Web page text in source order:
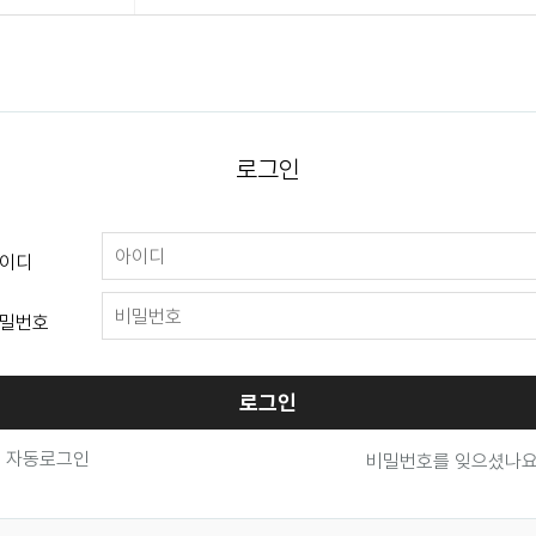
로그인
디
번호
로그인
자동로그인 비밀번호를 잊으셨나